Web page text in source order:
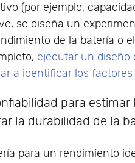
(por ejemplo,
se diseña un
de la batería o
ejecutar un diseño
a identificar los
para
la durabilidad de la
para un rendimiento